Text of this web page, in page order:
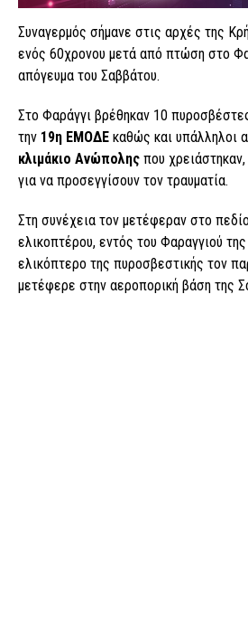
Συναγερμός σήμανε στις αρχές της
ενός 60χρονου μετά από πτώση στο
απόγευμα του Σαββάτου.
Στο Φαράγγι βρέθηκαν 10
την 19η ΕΜΟΔΕ καθώς και υπάλληλοι
κλιμάκιο Ανώπολης που
για να προσεγγίσουν τον τραυματία.
Στη συνέχεια τον μετέφεραν στο
ελικοπτέρου, εντός του Φαραγγιού
ελικόπτερο της πυροσβεστικής τον
μετέφερε στην αεροπορική βάση της